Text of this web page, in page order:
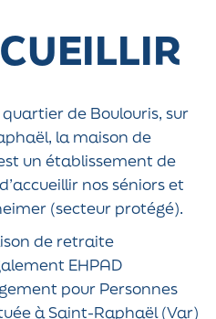
de Boulouris, sur
la maison de
un établissement de
nos séniors et
(secteur protégé).
de retraite
EHPAD
pour Personnes
à Saint-Raphaël (Var)